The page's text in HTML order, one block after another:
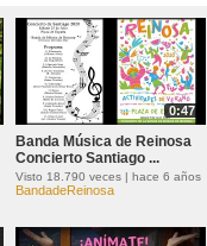
0:47
Banda Música de Reinosa
Concierto Santiago ...
Visto 18.790 veces | hace 6 años
BandadeReinosa